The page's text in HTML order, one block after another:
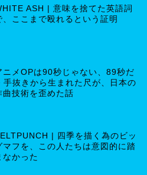
ASH | 意味を捨てた英語詞
、ここまで殴れるという証明
ニメOPは90秒じゃない、89秒だ
手抜きから生まれた尺が、日本の
曲技術を歪めた話
| 四季を描く為のビッ
マフを、この人たちは意図的に踏
なかった